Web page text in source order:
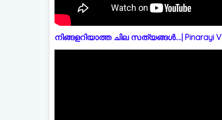
നിങ്ങളറിയാത്ത ചില സത്യങ്ങൾ....| Pinarayi